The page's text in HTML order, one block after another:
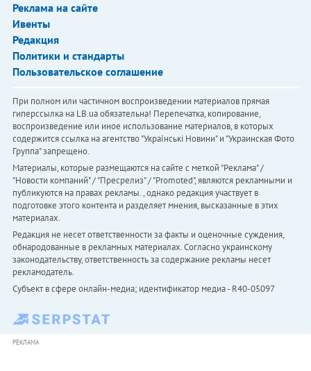
Реклама на сайте
Ивенты
Редакция
Политики и стандарты
Пользовательское соглашение
При полном или частичном воспроизведении материалов прямая
гиперссылка на LB.ua обязательна! Перепечатка, копирование,
воспроизведение или иное использование материалов, в которых
содержится ссылка на агентство "Українськi Новини" и "Украинская Фото
Группа" запрещено.
Материалы, которые размещаются на сайте с меткой "Реклама" /
"Новости компаний" / "Пресрелиз" / "Promoted", являются рекламными и
публикуются на правах рекламы. , однако редакция участвует в
подготовке этого контента и разделяет мнения, высказанные в этих
материалах.
Редакция не несет ответственности за факты и оценочные суждения,
обнародованные в рекламных материалах. Согласно украинскому
законодательству, ответственность за содержание рекламы несет
рекламодатель.
Субъект в сфере онлайн-медиа; идентификатор медиа - R40-05097
РЕКЛАМА